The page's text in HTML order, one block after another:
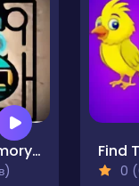
Monster Memory Match
0